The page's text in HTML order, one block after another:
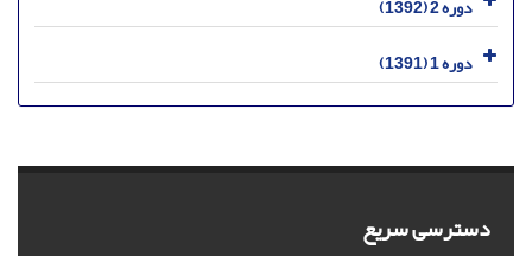
دوره 2 (1392)
دوره 1 (1391)
دسترسی سریع